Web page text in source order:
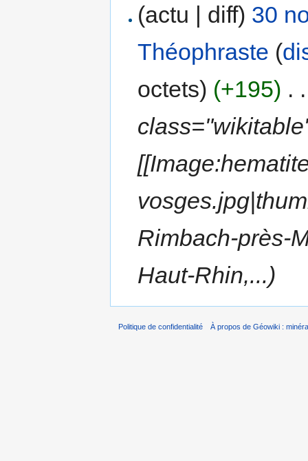
(actu | diff) 30
Théophraste (
octets) (+195) . .
Rimbach-près-
Haut-Rhin,...)
Politique de confidentialité À propos de Géowiki :